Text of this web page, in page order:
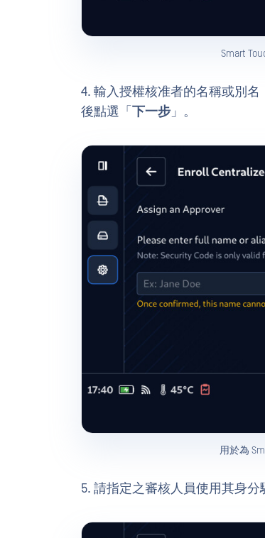
Smart
4. 輸入授權核准者的名稱或別
後點選「 下一步 」。
用於為
5. 請指定之審核人員使用其身分